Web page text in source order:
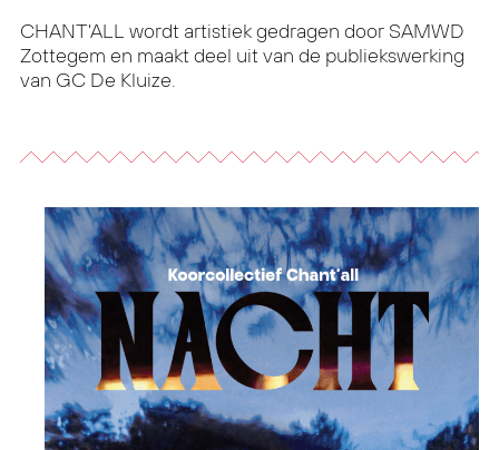
CHANT'ALL wordt artistiek gedragen door SAMWD
Zottegem en maakt deel uit van de publiekswerking
van GC De Kluize.